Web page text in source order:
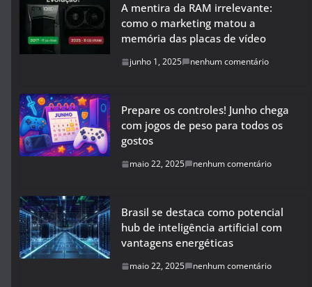
A mentira da RAM irrelevante:
como o marketing matou a
memória das placas de vídeo
junho 1, 2025 nenhum comentário
Prepare os controles! Junho chega
com jogos de peso para todos os
gostos
maio 22, 2025 nenhum comentário
Brasil se destaca como potencial
hub de inteligência artificial com
vantagens energéticas
maio 22, 2025 nenhum comentário